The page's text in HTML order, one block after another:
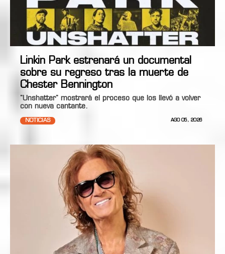
Linkin Park estrenará un documental
sobre su regreso tras la muerte de
Chester Bennington
"Unshatter" mostrará el proceso que los llevó a volver
con nueva cantante.
NOTICIAS AGO 05, 2026